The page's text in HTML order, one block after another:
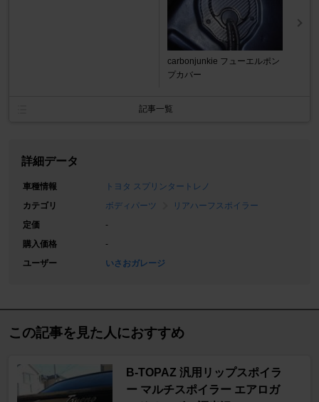
carbonjunkie フューエルポン
プカバー
記事一覧
詳細データ
車種情報
トヨタ スプリンタートレノ
カテゴリ
ボディパーツ
リアハーフスポイラー
定価
-
購入価格
-
ユーザー
いさおガレージ
この記事を見た人におすすめ
B-TOPAZ 汎用リップスポイラ
ー マルチスポイラー エアロガ